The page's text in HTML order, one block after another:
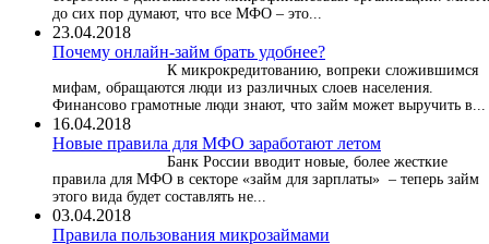
до сих пор думают, что все МФО – это...
23.04.2018
Почему онлайн-займ брать удобнее?
К микрокредитованию, вопреки сложившимся
мифам, обращаются люди из различных слоев населения.
Финансово грамотные люди знают, что займ может выручить в...
16.04.2018
Новые правила для МФО заработают летом
Банк России вводит новые, более жесткие
правила для МФО в секторе «займ для зарплаты» – теперь займ
этого вида будет составлять не...
03.04.2018
​Правила пользования микрозаймами